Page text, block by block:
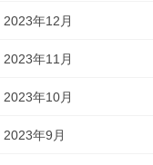
2023年12月
2023年11月
2023年10月
2023年9月